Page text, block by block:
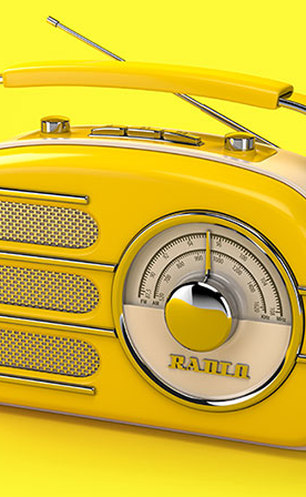
de Palafolls, aquest matí
de Palafolls. A
Les Ferreriesi a
‘necessari’ tornar a la rutina
de les vacances.
Laura Duartede Mas
abraçades i cares de
de Les Ferreries,